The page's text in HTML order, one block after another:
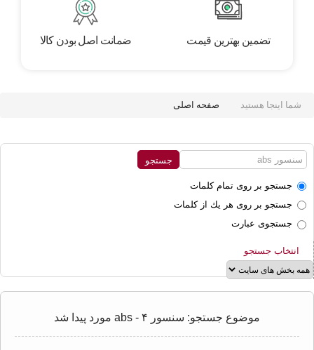
تضمین بهترین قیمت ضمانت اصل بودن کالا
شما اینجا هستید صفحه اصلی
جستجو بر روی تمام كلمات
جستجو بر روی هر يك از كلمات
جستجوی عبارت
انتخاب جستجو
موضوع جستجو: سنسور abs - ۴ مورد پیدا شد